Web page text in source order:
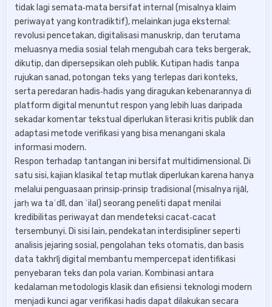
tidak lagi semata‑mata bersifat internal (misalnya klaim
periwayat yang kontradiktif), melainkan juga eksternal:
revolusi pencetakan, digitalisasi manuskrip, dan terutama
meluasnya media sosial telah mengubah cara teks bergerak,
dikutip, dan dipersepsikan oleh publik. Kutipan hadis tanpa
rujukan sanad, potongan teks yang terlepas dari konteks,
serta peredaran hadis‑hadis yang diragukan kebenarannya di
platform digital menuntut respon yang lebih luas daripada
sekadar komentar tekstual diperlukan literasi kritis publik dan
adaptasi metode verifikasi yang bisa menangani skala
informasi modern.
Respon terhadap tantangan ini bersifat multidimensional. Di
satu sisi, kajian klasikal tetap mutlak diperlukan karena hanya
melalui penguasaan prinsip‑prinsip tradisional (misalnya rijāl,
jarḥ wa taʿdīl, dan ʿilal) seorang peneliti dapat menilai
kredibilitas periwayat dan mendeteksi cacat‑cacat
tersembunyi. Di sisi lain, pendekatan interdisipliner seperti
analisis jejaring sosial, pengolahan teks otomatis, dan basis
data takhrīj digital membantu mempercepat identifikasi
penyebaran teks dan pola varian. Kombinasi antara
kedalaman metodologis klasik dan efisiensi teknologi modern
menjadi kunci agar verifikasi hadis dapat dilakukan secara